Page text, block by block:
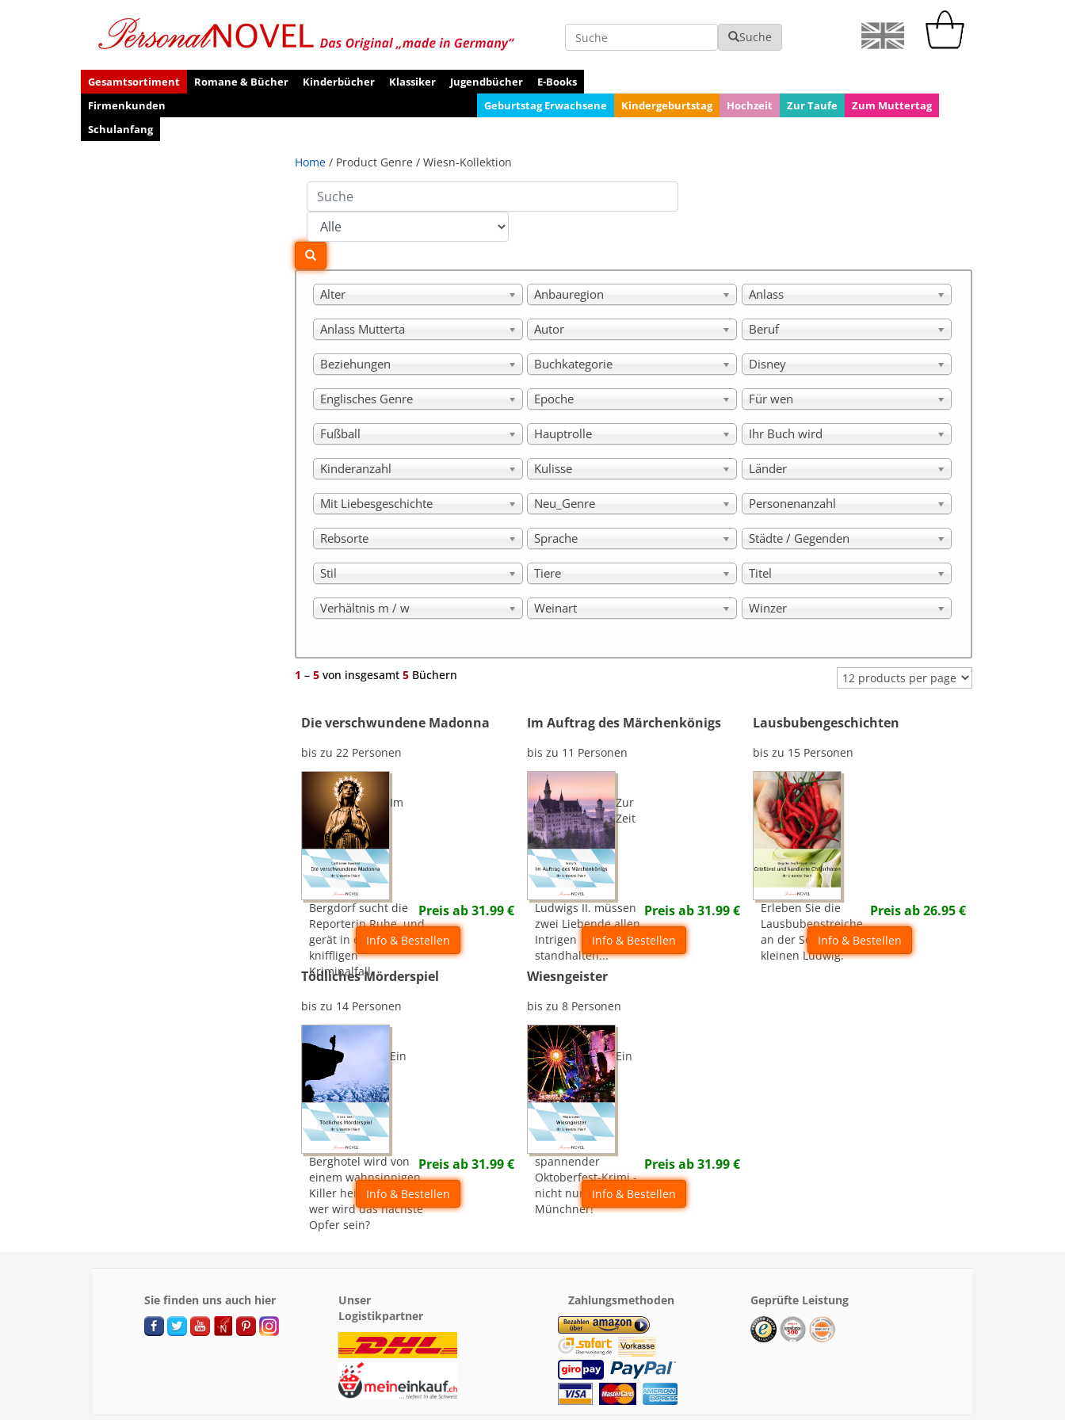
Suche Suche
Gesamtsortiment Romane & Bücher Kinderbücher Klassiker Jugendbücher
E-Books
Firmenkunden
Geburtstag Erwachsene Kindergeburtstag Hochzeit Zur Taufe
Zum Muttertag
Schulanfang
Home / Product Genre / Wiesn-Kollektion
Alter Anbauregion Anlass
Anlass Mutterta Autor Beruf
Beziehungen Buchkategorie Disney
Englisches Genre Epoche Für wen
Fußball Hauptrolle Ihr Buch wird
Kinderanzahl Kulisse Länder
Mit Liebesgeschichte Neu_Genre Personenanzahl
Rebsorte Sprache Städte / Gegenden
Stil Tiere Titel
Verhältnis m / w Weinart Winzer
1 –5 von insgesamt5 Büchern
Die verschwundene Madonna
bis zu 22 Personen
Im
Bergdorf sucht die
Reporterin Ruhe  und
gerät in einen
kniffligen
Kriminalfall.
Preis ab31.99€
Info & Bestellen
Im Auftrag des Märchenkönigs
bis zu 11 Personen
Zur
Zeit
Ludwigs II. müssen
zwei Liebende allen
Intrigen
standhalten...
Preis ab31.99€
Info & Bestellen
Lausbubengeschichten
bis zu 15 Personen
Erleben Sie die
Lausbubenstreiche
an der Seite des
kleinen Ludwig.
Preis ab26.95€
Info & Bestellen
Tödliches Mörderspiel
bis zu 14 Personen
Ein
Berghotel wird von
einem wahnsinnigen
Killer heimgesucht -
wer wird das nächste
Opfer sein?
Preis ab31.99€
Info & Bestellen
Wiesngeister
bis zu 8 Personen
Ein
spannender
Oktoberfest-Krimi -
nicht nur für
Münchner!
Preis ab31.99€
Info & Bestellen
Sie finden uns auch hier
Unser
Logistikpartner
Zahlungsmethoden Geprüfte Leistung